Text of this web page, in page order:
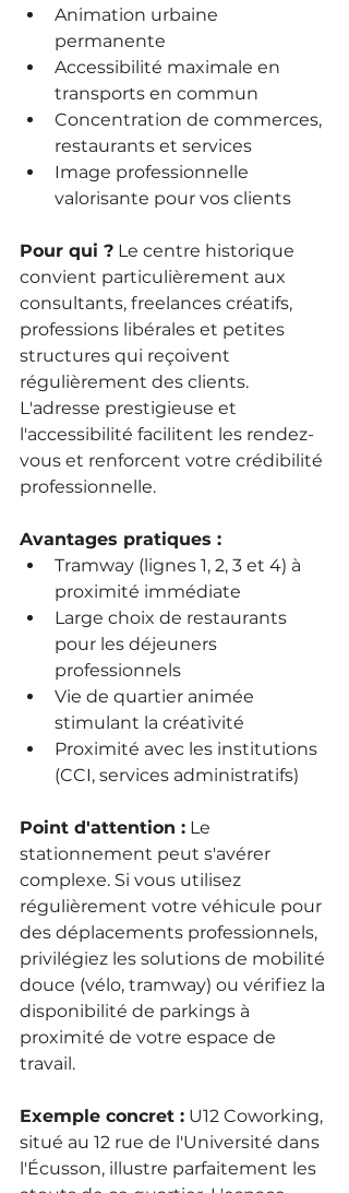
Animation urbaine
permanente
Accessibilité maximale en
transports en commun
Concentration de commerces,
restaurants et services
Image professionnelle
valorisante pour vos clients
Pour qui ? Le centre historique
convient particulièrement aux
consultants, freelances créatifs,
professions libérales et petites
structures qui reçoivent
régulièrement des clients.
L'adresse prestigieuse et
l'accessibilité facilitent les rendez-
vous et renforcent votre crédibilité
professionnelle.
Avantages pratiques :
Tramway (lignes 1, 2, 3 et 4) à
proximité immédiate
Large choix de restaurants
pour les déjeuners
professionnels
Vie de quartier animée
stimulant la créativité
Proximité avec les institutions
(CCI, services administratifs)
Point d'attention : Le
stationnement peut s'avérer
complexe. Si vous utilisez
régulièrement votre véhicule pour
des déplacements professionnels,
privilégiez les solutions de mobilité
douce (vélo, tramway) ou vérifiez la
disponibilité de parkings à
proximité de votre espace de
travail.
Exemple concret : U12 Coworking,
situé au 12 rue de l'Université dans
l'Écusson, illustre parfaitement les